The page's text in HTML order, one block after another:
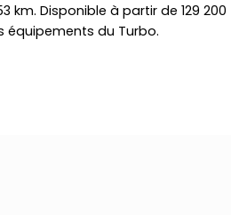
km. Disponible à partir de 129 200
équipements du Turbo.